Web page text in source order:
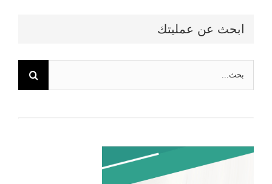
ابحث عن عمليتك
عن: